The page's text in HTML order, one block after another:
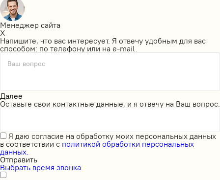
Менеджер сайта
X
Напишите, что вас интересует. Я отвечу удобным для вас
способом: по телефону или на e-mail.
Ваш вопрос
Далее
Оставьте свои контактные данные, и я отвечу на Ваш вопрос.
Я даю согласие на обработку моих персональных данных
в соответствии с политикой обработки персональных
данных.
Отправить
Выбрать время звонка